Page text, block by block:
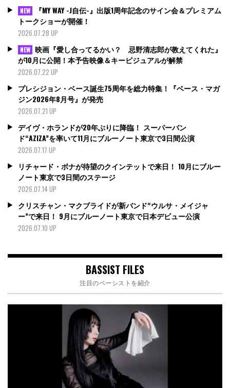
NEW
『MY WAY -J自伝-』出版1周年記念のサイン会＆プレミアム
トークショーが開催！
2026.07.28 UP
NEW 映画『愛し合ってるかい？ 忌野清志郎が教えてくれた』
が10月に公開！本予告映像＆キービジュアルが解禁
2026.07.22 UP
プレシジョン・ベース誕生75周年を総力特集！『ベース・マガ
ジン2026年8月号』が発売
2026.07.21 UP
デイヴ・ホランドが20年ぶりに降臨！ スーパーバン
ド“AZIZA”を率いて11月にブルーノート東京で3日間公演
2026.07.17 UP
リチャード・ボナが待望のクインテットで来日！ 10月にブルー
ノート東京で3日間のステージ
2026.07.14 UP
クリスチャン・マクブライドが新バンド“ウルサ・メイジャ
ー”で来日！ 9月にブルーノート東京で日本デビュー公演
2026.07.10 UP
BASSIST FILES
注目のベーシストを紹介